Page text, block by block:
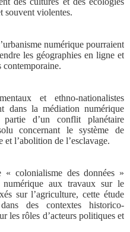
souvent violentes.
numérique pourraient
les géographies en ligne et
contemporaine.
et ethno-nationalistes
dans la médiation numérique
d’un conflit planétaire
concernant le système de
l’abolition de l’esclavage.
colonialisme des données »
numérique aux travaux sur le
sur l’agriculture, cette étude
des contextes historico-
les rôles d’acteurs politiques et